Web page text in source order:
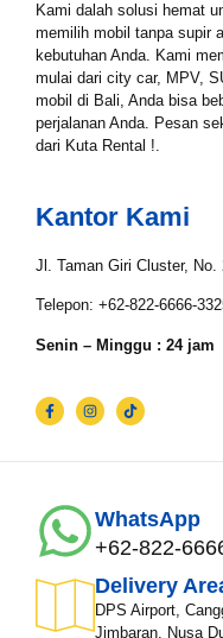
Kami dalah solusi hemat
memilih mobil tanpa supir
kebutuhan Anda. Kami
mulai dari city car, MPV,
mobil di Bali, Anda bisa
perjalanan Anda. Pesan
dari Kuta Rental !.
Kantor Kami
Jl. Taman Giri Cluster,
Telepon: +62-822-6666-
Senin – Minggu : 24 jam
WhatsApp
+62-822-
Delivery
DPS Airport,
Jimbaran, Nusa